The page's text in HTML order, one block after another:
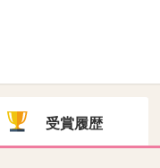
受賞履歴